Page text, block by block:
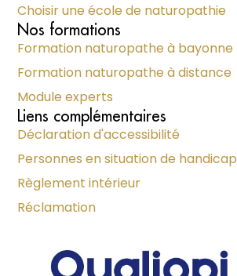
Choisir une école de naturopathie
Nos formations
Formation naturopathe à bayonne
Formation naturopathe à distance
Module experts
Liens complémentaires
Déclaration d'accessibilité
Personnes en situation de handicap
Règlement intérieur
Réclamation